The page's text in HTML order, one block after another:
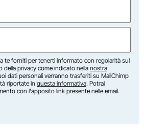
te forniti per tenerti informato con regolarità sul
della privacy come indicato nella nostra
dati personali verranno trasferiti su MailChimp
riportate in questa informativa. Potrai
con l'apposito link presente nelle email.